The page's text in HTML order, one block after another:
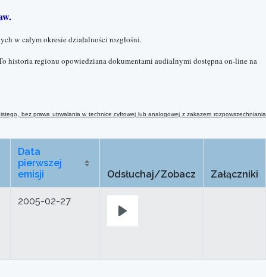
w całym okresie działalności rozgłośni.
historia regionu opowiedziana dokumentami audialnymi dostępna on-line na
bez prawa utrwalania w technice cyfrowej lub analogowej zzakazem rozpowszechniania
Data
pierwszej
emisji
Odsłuchaj/Zobacz Załączniki
2005-02-27